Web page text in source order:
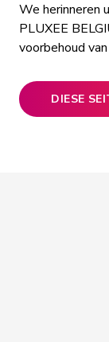
We herinneren
PLUXEE
voorbehoud
DIESE